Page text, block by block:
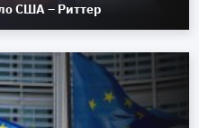
США – Риттер